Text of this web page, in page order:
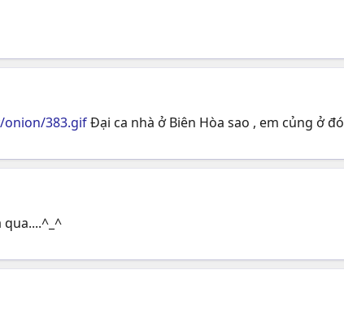
383.gifĐại ca nhà ở Biên Hòa sao , em củng ở